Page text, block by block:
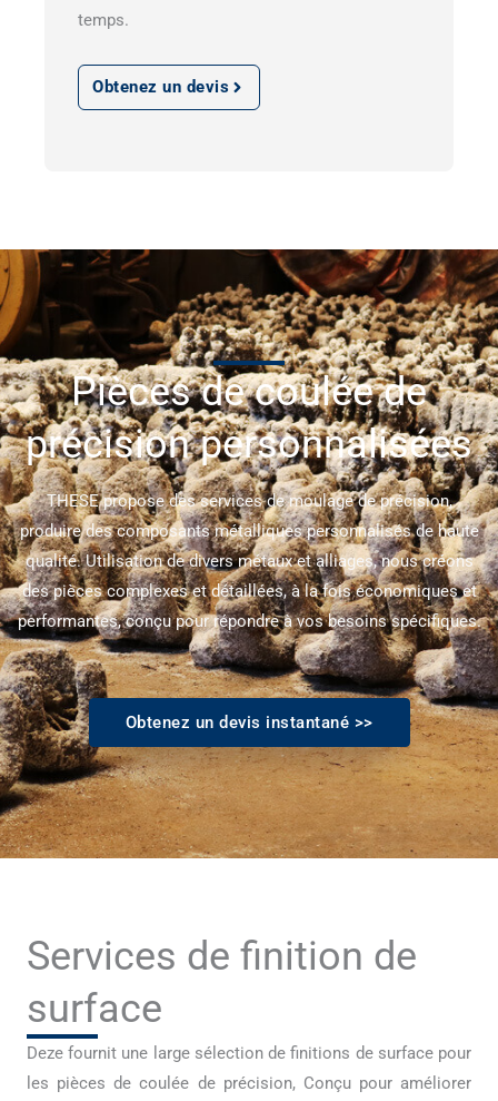
temps.
Obtenez un devis
Pièces de coulée de
précision personnalisées
THESE propose des services de moulage de précision,
produire des composants métalliques personnalisés de haute
qualité. Utilisation de divers métaux et alliages, nous créons
des pièces complexes et détaillées, à la fois économiques et
performantes, conçu pour répondre à vos besoins spécifiques.
Obtenez un devis instantané >>
Services de finition de
surface
Deze fournit une large sélection de finitions de surface pour
les pièces de coulée de précision, Conçu pour améliorer